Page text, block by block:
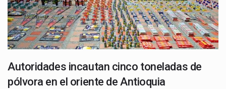
Autoridades incautan cinco toneladas de
pólvora en el oriente de Antioquia